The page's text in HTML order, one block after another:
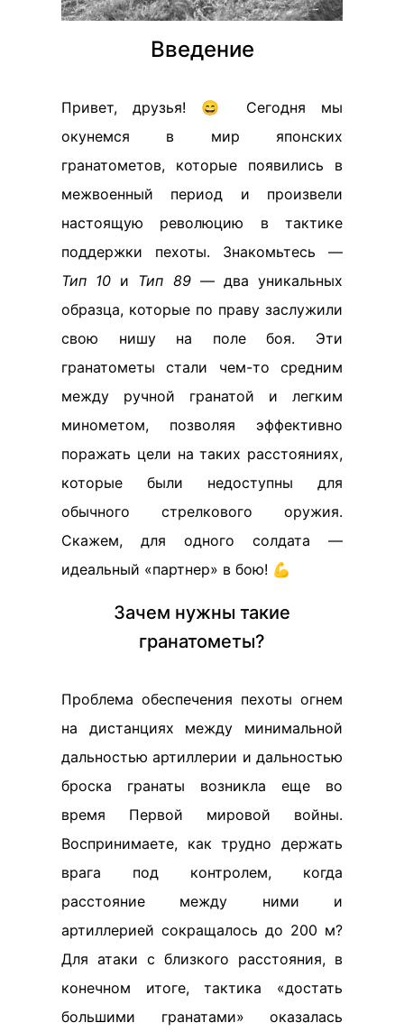
Введение
Привет, друзья! 😄 Сегодня мы
окунемся в мир японских
гранатометов, которые появились в
межвоенный период и произвели
настоящую революцию в тактике
поддержки пехоты. Знакомьтесь —
Тип 10 и Тип 89— два уникальных
образца, которые по праву заслужили
свою нишу на поле боя. Эти
гранатометы стали чем-то средним
между ручной гранатой и легким
минометом, позволяя эффективно
поражать цели на таких расстояниях,
которые были недоступны для
обычного стрелкового оружия.
Скажем, для одного солдата —
идеальный «партнер» в бою! 💪
Зачем нужны такие
гранатометы?
Проблема обеспечения пехоты огнем
на дистанциях между минимальной
дальностью артиллерии и дальностью
броска гранаты возникла еще во
время Первой мировой войны.
Воспринимаете, как трудно держать
врага под контролем, когда
расстояние между ними и
артиллерией сокращалось до 200 м?
Для атаки с близкого расстояния, в
конечном итоге, тактика «достать
большими гранатами» оказалась